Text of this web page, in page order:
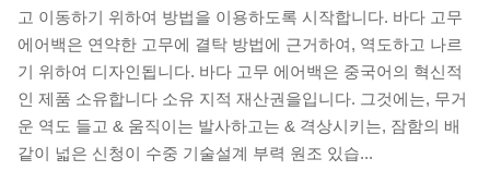
고 이동하기 위하여 방법을 이용하도록 시작합니다. 바다 고무
에어백은 연약한 고무에 결탁 방법에 근거하여, 역도하고 나르
기 위하여 디자인됩니다. 바다 고무 에어백은 중국어의 혁신적
인 제품 소유합니다 소유 지적 재산권을입니다. 그것에는, 무거
운 역도 들고 & 움직이는 발사하고는 & 격상시키는, 잠함의 배
같이 넓은 신청이 수중 기술설계 부력 원조 있습...